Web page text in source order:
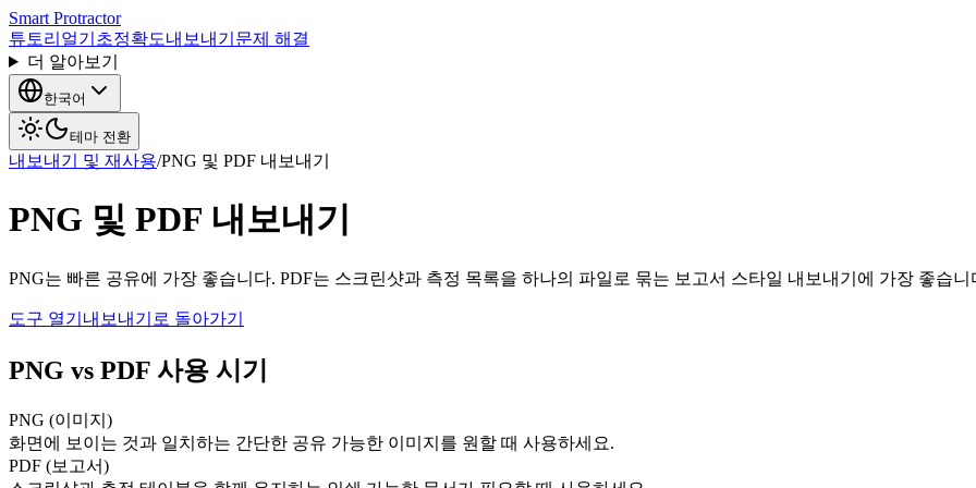
Smart Protractor
튜토리얼기초정확도내보내기 문제 해결
더 알아보기
한국어
테마 전환
내보내기 및 재사용/PNG 및 PDF 내보내기
PNG 및 PDF 내보내기
PNG는 빠른 공유에 가장 좋습니다. PDF는 스크린샷과 측정 목록을 하나의 파일로 묶는 보고서 스타일 내보내기에 가장 좋습니
도구 열기 내보내기로 돌아가기
PNG vs PDF 사용 시기
PNG (이미지)
화면에 보이는 것과 일치하는 간단한 공유 가능한 이미지를 원할 때 사용하세요.
PDF (보고서)